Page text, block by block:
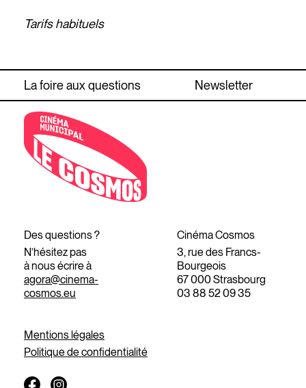
Tarifs habituels
La foire aux questions Newsletter
Des questions ?
N’hésitez pas
à nous écrire à
agora@cinema-
cosmos.eu
Cinéma Cosmos
3, rue des Francs-
Bourgeois
67 000 Strasbourg
03 88 52 09 35
Mentions légales
Politique de confidentialité